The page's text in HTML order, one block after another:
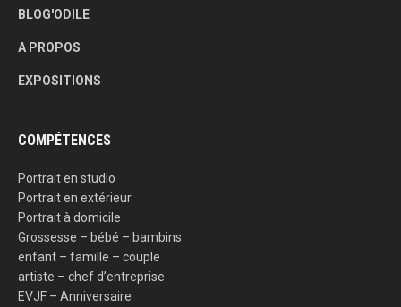
BLOG'ODILE
A PROPOS
EXPOSITIONS
COMPÉTENCES
Portrait en studio
Portrait en extérieur
Portrait à domicile
Grossesse – bébé – bambins
enfant – famille – couple
artiste – chef d’entreprise
EVJF – Anniversaire